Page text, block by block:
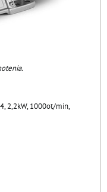
2,2kW, 1000ot/min,